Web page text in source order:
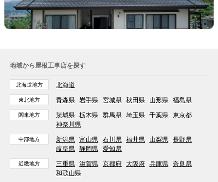
地域から屋根工事店を探す
北海道地方 北海道
東北地方 青森県 岩手県 宮城県 秋田県 山形県 福島県
関東地方 茨城県 栃木県 群馬県 埼玉県 千葉県 東京都
神奈川県
中部地方 新潟県 富山県 石川県 福井県 山梨県 長野県
岐阜県 静岡県 愛知県
近畿地方 三重県 滋賀県 京都府 大阪府 兵庫県 奈良県
和歌山県